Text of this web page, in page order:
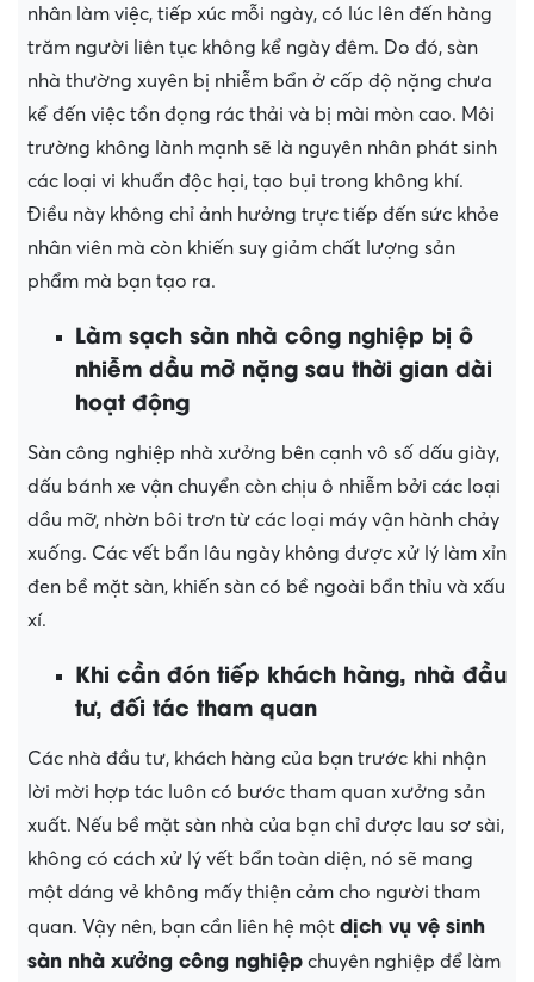
nhân làm việc, tiếp xúc mỗi ngày, có lúc lên đến hàng
trăm người liên tục không kể ngày đêm. Do đó, sàn
nhà thường xuyên bị nhiễm bẩn ở cấp độ nặng chưa
kể đến việc tồn đọng rác thải và bị mài mòn cao. Môi
trường không lành mạnh sẽ là nguyên nhân phát sinh
các loại vi khuẩn độc hại, tạo bụi trong không khí.
Điều này không chỉ ảnh hưởng trực tiếp đến sức khỏe
nhân viên mà còn khiến suy giảm chất lượng sản
phẩm mà bạn tạo ra.
Làm sạch sàn nhà công nghiệp bị ô
nhiễm dầu mỡ nặng sau thời gian dài
hoạt động
Sàn công nghiệp nhà xưởng bên cạnh vô số dấu giày,
dấu bánh xe vận chuyển còn chịu ô nhiễm bởi các loại
dầu mỡ, nhờn bôi trơn từ các loại máy vận hành chảy
xuống. Các vết bẩn lâu ngày không được xử lý làm xỉn
đen bề mặt sàn, khiến sàn có bề ngoài bẩn thỉu và xấu
xí.
Khi cần đón tiếp khách hàng, nhà đầu
tư, đối tác tham quan
Các nhà đầu tư, khách hàng của bạn trước khi nhận
lời mời hợp tác luôn có bước tham quan xưởng sản
xuất. Nếu bề mặt sàn nhà của bạn chỉ được lau sơ sài,
không có cách xử lý vết bẩn toàn diện, nó sẽ mang
một dáng vẻ không mấy thiện cảm cho người tham
quan. Vậy nên, bạn cần liên hệ một dịch vụ vệ sinh
sàn nhà xưởng công nghiệp chuyên nghiệp để làm